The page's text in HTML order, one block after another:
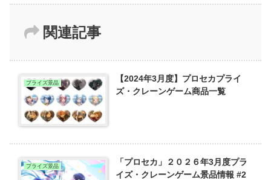
関連記事
プライズ景品
【2024年3月度】プロセカプライ
ズ・クレーンゲーム商品一覧
プライズ景品
「プロセカ」２０２６年3月度プラ
イズ・クレーンゲーム景品情報 #2